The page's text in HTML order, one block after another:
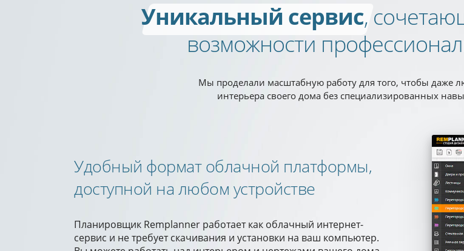
Уникальный сервис,
возможности
Мы проделали масштабную работу для того, чтобы даже
интерьера своего дома без специализированных
Удобный формат облачной платформы,
доступной на любом устройстве
Планировщик Remplanner работает как облачный интернет-
сервис и не требует скачивания и установки на ваш компьютер.